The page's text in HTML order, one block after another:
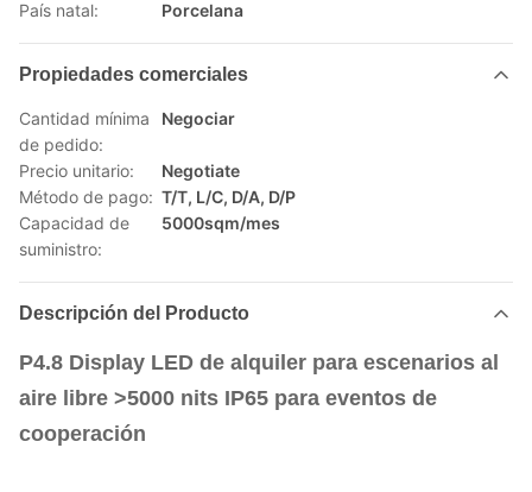
País natal:
Porcelana
Propiedades comerciales
Cantidad mínima
de pedido:
Negociar
Precio unitario:
Negotiate
Método de pago: T/T, L/C, D/A, D/P
Capacidad de
suministro:
5000sqm/mes
Descripción del Producto
P4.8 Display LED de alquiler para escenarios al
aire libre >5000 nits IP65 para eventos de
cooperación